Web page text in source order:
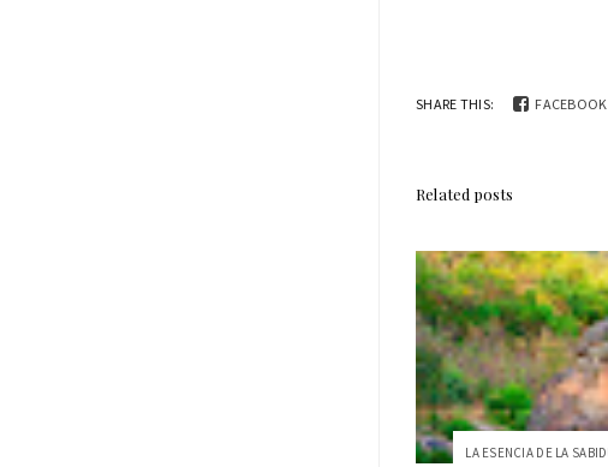
SHARE THIS: FACEBOOK
Related posts